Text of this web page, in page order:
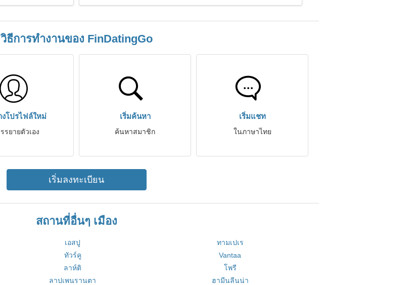
วิธีการทำงานของ FinDatingGo
งโปรไฟล์ใหม่
รยายตัวเอง
เริ่มค้นหา
ค้นหาสมาชิก
เริ่มแชท
ในภาษาไทย
เริ่มลงทะเบียน
สถานที่อื่นๆ เมือง
เอสปู
ทามเปเร
ทัวร์คู
Vantaa
ลาห์ติ
โพรี
ลาปเพนรานตา ฮามีนลีนน่า